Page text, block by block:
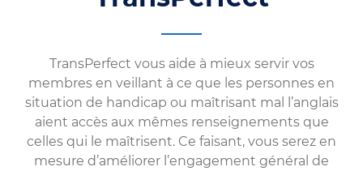
TransPerfect vous aide à mieux servir vos
membres en veillant à ce que les personnes en
situation de handicap ou maîtrisant mal l’anglais
aient accès aux mêmes renseignements que
celles qui le maîtrisent. Ce faisant, vous serez en
mesure d’améliorer l’engagement général de